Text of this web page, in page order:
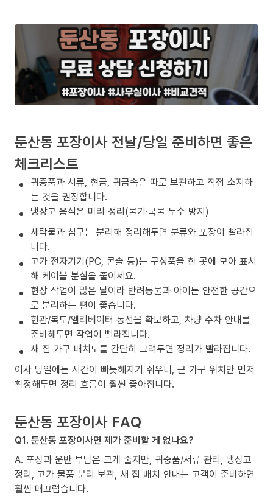
둔산동 포장이사 전날/당일 준비하면 좋은
체크리스트
귀중품과 서류, 현금, 귀금속은 따로 보관하고 직접 소지하
는 것을 권장합니다.
냉장고 음식은 미리 정리(물기·국물 누수 방지)
세탁물과 침구는 분리해 정리해두면 분류와 포장이 빨라집
니다.
고가 전자기기(PC, 콘솔 등)는 구성품을 한 곳에 모아 표시
해 케이블 분실을 줄이세요.
현장 작업이 많은 날이라 반려동물과 아이는 안전한 공간으
로 분리하는 편이 좋습니다.
현관/복도/엘리베이터 동선을 확보하고, 차량 주차 안내를
준비해두면 작업이 빨라집니다.
새 집 가구 배치도를 간단히 그려두면 정리가 빨라집니다.
이사 당일에는 시간이 빠듯해지기 쉬우니, 큰 가구 위치만 먼저
확정해두면 정리 흐름이 훨씬 좋아집니다.
둔산동 포장이사 FAQ
Q1. 둔산동 포장이사면 제가 준비할 게 없나요?
A. 포장과 운반 부담은 크게 줄지만, 귀중품/서류 관리, 냉장고
정리, 고가 물품 분리 보관, 새 집 배치 안내는 고객이 준비하면
훨씬 매끄럽습니다.